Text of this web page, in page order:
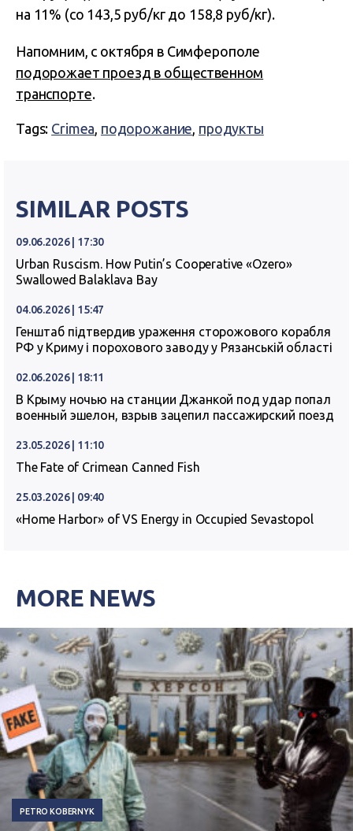
на 11% (со 143,5 руб/кг до 158,8 руб/кг).
Напомним, с октября в Симферополе
подорожает проезд в общественном
транспорте.
Tags: Crimea подорожание продукты
SIMILAR POSTS
09.06.2026 | 17:30
Urban Ruscism. How Putin’s Cooperative «Ozero»
Swallowed Balaklava Bay
04.06.2026 | 15:47
Генштаб підтвердив ураження сторожового корабля
РФ у Криму і порохового заводу у Рязанській області
02.06.2026 | 18:11
В Крыму ночью на станции Джанкой под удар попал
военный эшелон, взрыв зацепил пассажирский поезд
23.05.2026 | 11:10
The Fate of Crimean Canned Fish
25.03.2026 | 09:40
«Home Harbor» of VS Energy in Occupied Sevastopol
MORE NEWS
PETRO KOBERNYK